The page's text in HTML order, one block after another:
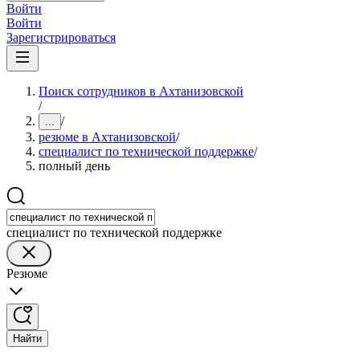
Войти
Войти
Зарегистрироваться
Поиск сотрудников в Ахтанизовской
/
... /
резюме в Ахтанизовской/
специалист по технической поддержке/
полный день
специалист по технической поддержке
Резюме
Найти